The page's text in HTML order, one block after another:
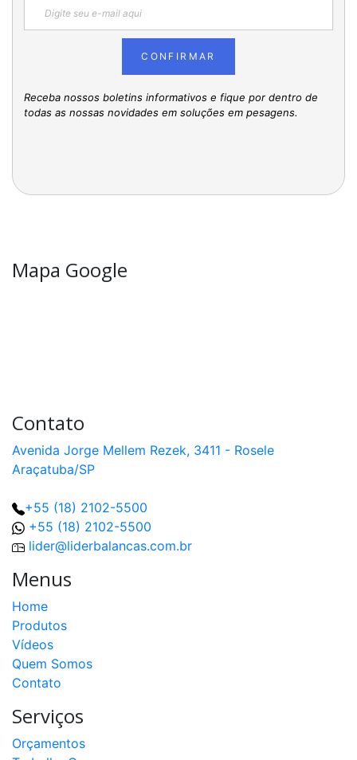
CONFIRMAR
Receba nossos boletins informativos e fique por dentro de
todas as nossas novidades em soluções em pesagens.
Mapa Google
Contato
Avenida Jorge Mellem Rezek, 3411 - Rosele
Araçatuba/SP
+55 (18) 2102-5500
+55 (18) 2102-5500
lider@liderbalancas.com.br
Menus
Home
Produtos
Vídeos
Quem Somos
Contato
Serviços
Orçamentos